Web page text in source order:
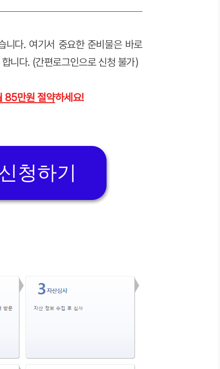
니다. 여기서 중요한 준비물은 바로
니다. (간편로그인으로 신청 불가)
85만원 절약하세요!
청하기